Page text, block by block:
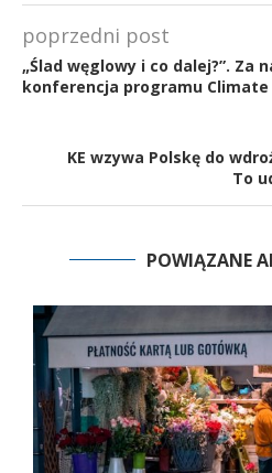
poprzedni post
„Ślad węglowy i co dalej?”. Za
konferencja programu Climate
KE wzywa Polskę do
To
POWIĄZANE